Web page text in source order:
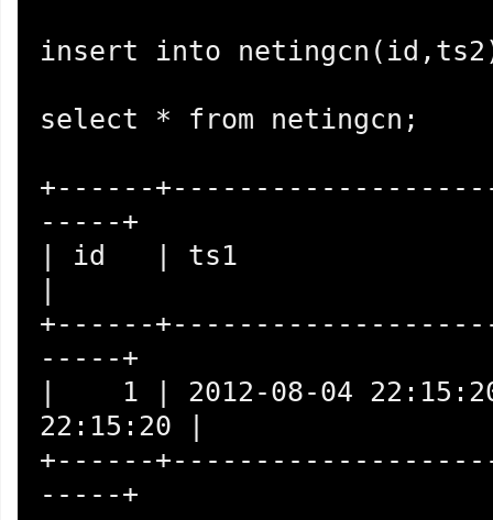
insert into
select * from netingcn;
+------
-----+
| id   | ts1
|
+------
-----+
|    1 | 2012-08-04
22:15:20 |
+------
-----+